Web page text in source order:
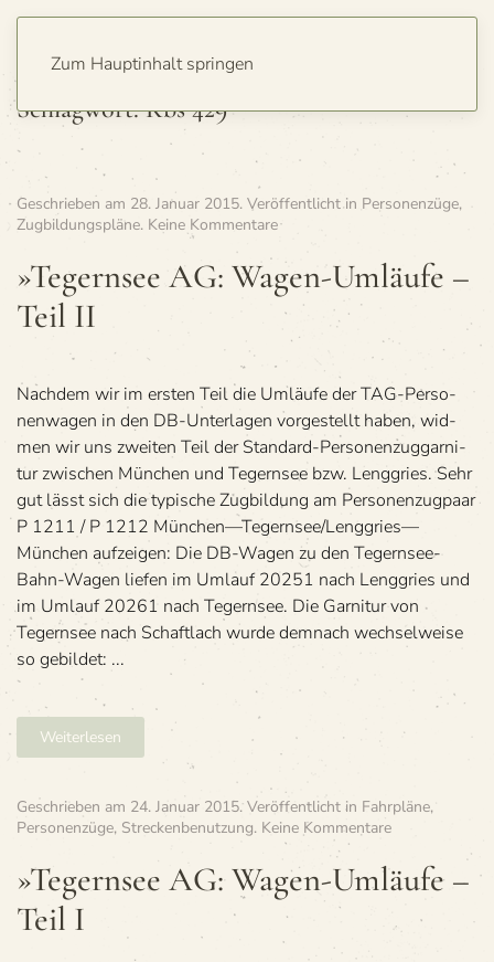
Zum Hauptinhalt springen
Schlagwort:Kbs 429
Geschrieben am 28. Januar 2015. Veröffentlicht in Personenzüge,
Zugbildungspläne. Keine Kommentarezu
see
AG:
Wagen-
»Tegern­see AG: Wagen-Umläufe –
Teil II
Nach­dem wir im ers­ten Teil die Umläufe der TAG-Per­so­
nen­wa­gen in den DB-Unter­la­gen vor­ge­stellt haben, wid­
men wir uns zwei­ten Teil der Stan­dard-Per­so­nen­zug­gar­ni­
tur zwi­schen Mün­chen und Tegern­see bzw. Leng­gries. Sehr
gut lässt sich die typi­sche Zug­bil­dung am Per­so­nen­zug­paar
P 1211 / P 1212 München—Tegernsee/Lenggries—
München aufzeigen: Die DB-Wagen zu den Tegern­see-
Bahn-Wagen lie­fen im Umlauf 20251 nach Leng­gries und
im Umlauf 20261 nach Tegernsee. Die Gar­ni­tur von
Tegern­see nach Schaft­lach wurde dem­nach wech­sel­weise
so gebildet: ...
Weiterlesen
Geschrieben am 24. Januar 2015. Veröffentlicht in Fahrpläne,
Personenzüge, Streckenbenutzung. Keine Kommentarezu
see
AG:
Umläufe
»Tegern­see AG: Wagen-Umläufe –
Teil I